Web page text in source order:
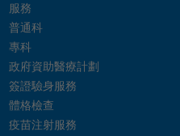
服務
普通科
專科
政府資助醫療計劃
簽證驗身服務
體格檢查
疫苗注射服務